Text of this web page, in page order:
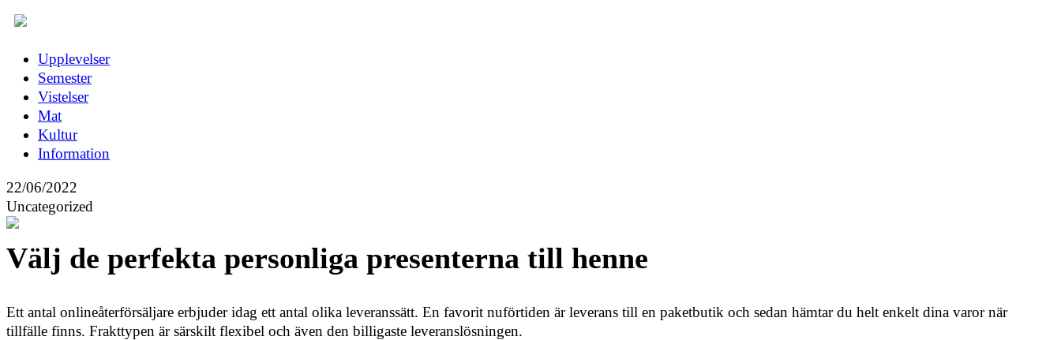
Upplevelser
Semester
Vistelser
Mat
Kultur
Information
22/06/2022
Uncategorized
Välj de perfekta personliga presenterna till henne
Ett antal onlineåterförsäljare erbjuder idag ett antal olika leveranssätt. En favorit nuförtiden är leverans till en paketbutik och sedan hämtar du helt enkelt dina varor när
tillfälle finns. Frakttypen är särskilt flexibel och även den billigaste leveranslösningen.